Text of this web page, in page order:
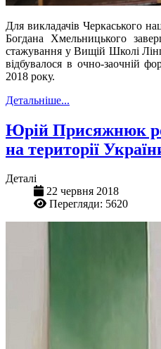
Для викладачів Черкаського
Богдана Хмельницького
стажування у Вищій Школі
відбувалося в очно-заочній
2018 року.
Детальніше...
Юрій Присяжнюк
на території
Деталі
22 червня 2018
Перегляди: 5620